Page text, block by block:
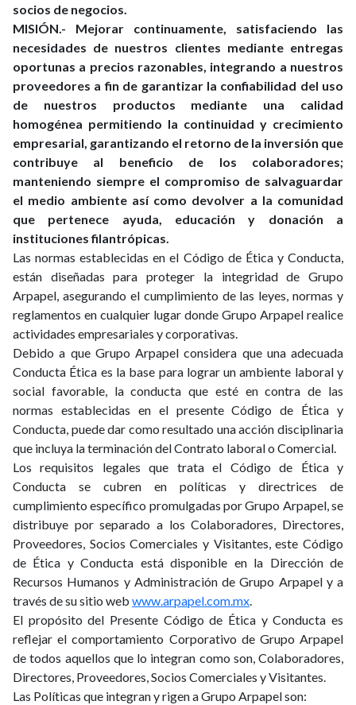
socios de negocios.
MISIÓN.- Mejorar continuamente, satisfaciendo las
necesidades de nuestros clientes mediante entregas
oportunas a precios razonables, integrando a nuestros
proveedores a fin de garantizar la confiabilidad del uso
de nuestros productos mediante una calidad
homogénea permitiendo la continuidad y crecimiento
empresarial, garantizando el retorno de la inversión que
contribuye al beneficio de los colaboradores;
manteniendo siempre el compromiso de salvaguardar
el medio ambiente así como devolver a la comunidad
que pertenece ayuda, educación y donación a
instituciones filantrópicas.
Las normas establecidas en el Código de Ética y Conducta,
están diseñadas para proteger la integridad de Grupo
Arpapel, asegurando el cumplimiento de las leyes, normas y
reglamentos en cualquier lugar donde Grupo Arpapel realice
actividades empresariales y corporativas.
Debido a que Grupo Arpapel considera que una adecuada
Conducta Ética es la base para lograr un ambiente laboral y
social favorable, la conducta que esté en contra de las
normas establecidas en el presente Código de Ética y
Conducta, puede dar como resultado una acción disciplinaria
que incluya la terminación del Contrato laboral o Comercial.
Los requisitos legales que trata el Código de Ética y
Conducta se cubren en políticas y directrices de
cumplimiento específico promulgadas por Grupo Arpapel, se
distribuye por separado a los Colaboradores, Directores,
Proveedores, Socios Comerciales y Visitantes, este Código
de Ética y Conducta está disponible en la Dirección de
Recursos Humanos y Administración de Grupo Arpapel y a
través de su sitio web www.arpapel.com.mx.
El propósito del Presente Código de Ética y Conducta es
reflejar el comportamiento Corporativo de Grupo Arpapel
de todos aquellos que lo integran como son, Colaboradores,
Directores, Proveedores, Socios Comerciales y Visitantes.
Las Políticas que integran y rigen a Grupo Arpapel son: